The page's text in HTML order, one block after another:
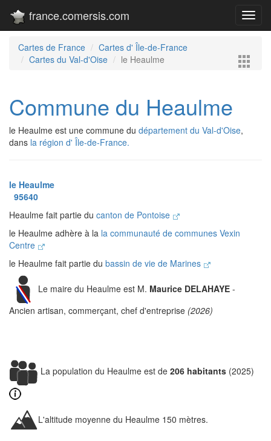
france.comersis.com
Cartes de France
Cartes d' Île-de-France
Cartes du Val-d'Oise
le Heaulme
Commune du Heaulme
le Heaulme est une commune du département du Val-d'Oise,
dans la région d' Île-de-France.
le Heaulme
95640
Heaulme fait partie du canton de Pontoise
le Heaulme adhère à la la communauté de communes Vexin
Centre
le Heaulme fait partie du bassin de vie de Marines
Le maire du Heaulme est M. Maurice DELAHAYE -
Ancien artisan, commerçant, chef d'entreprise (2026)
La population du Heaulme est de 206 habitants (2025)
L'altitude moyenne du Heaulme 150 mètres.